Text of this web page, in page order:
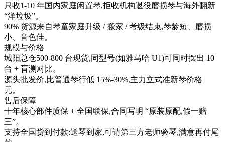
只收1-10 年国内家庭闲置琴,拒收机构退役磨损琴与海外翻新
“洋垃圾”。
90% 货源来自琴童家庭升级 / 搬家 / 考级结束,琴龄短、磨损
小、音色佳。
规模与价格
城阳总仓500-800 台现货,同型号(如雅马哈 U1)可同时摆出 10
台 + 盲测对比。
源头批发价,比普通琴行低 15%-30%,主力立式准新琴价格
元。
售后保障
十年核心部件质保 + 全国联保,合同写明 “原装原配,假一赔
三”。
支持全国货到付款:送琴到家,可请第三方老师验琴,满意再付尾